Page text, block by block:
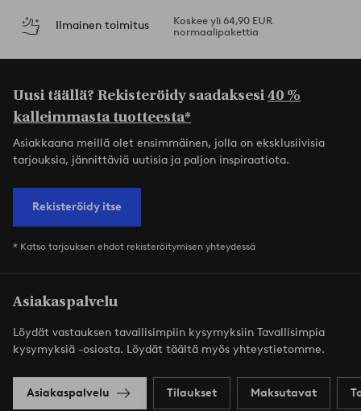
Ilmainen toimitus
Koskee yli 64,90 EUR
normaalipakettia
Uusi täällä? Rekisteröidy saadaksesi40 %
kalleimmasta tuotteesta*
Asiakkaana meillä olet ensimmäinen, jolla on eksklusiivisia
tarjouksia, jännittäviä uutisia ja paljon inspiraatiota.
Rekisteröidy itse
* Katso tarjouksen ehdot rekisteröitymisen yhteydessä
Asiakaspalvelu
Löydät vastauksen tavallisimpiin kysymyksiin Tavallisimpia
kysymyksiä -osiosta. Löydät täältä myös yhteystietomme.
Asiakaspalvelu Tilaukset Maksutavat